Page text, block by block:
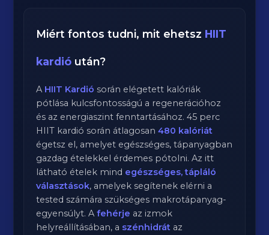
Miért fontos tudni, mit ehetsz HIIT
kardió után?
A HIIT Kardió során elégetett kalóriák
pótlása kulcsfontosságú a regenerációhoz
és az energiaszint fenntartásához.45 perc
HIIT kardió során átlagosan480 kalóriát
égetsz el, amelyet egészséges, tápanyagban
gazdag ételekkel érdemes pótolni. Az itt
látható ételek mind egészséges, tápláló
választások, amelyek segítenek elérni a
tested számára szükséges makrotápanyag-
egyensúlyt. Afehérje az izmok
helyreállításában, a szénhidrát az